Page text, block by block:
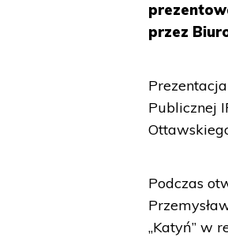
przez
Publicznej
Podczas
„Katyń” w